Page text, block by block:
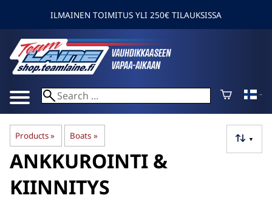
ILMAINEN TOIMITUS YLI 250€ TILAUKSISSA
Products‪» Boats ‪» ▼
ANKKUROINTI &
KIINNITYS